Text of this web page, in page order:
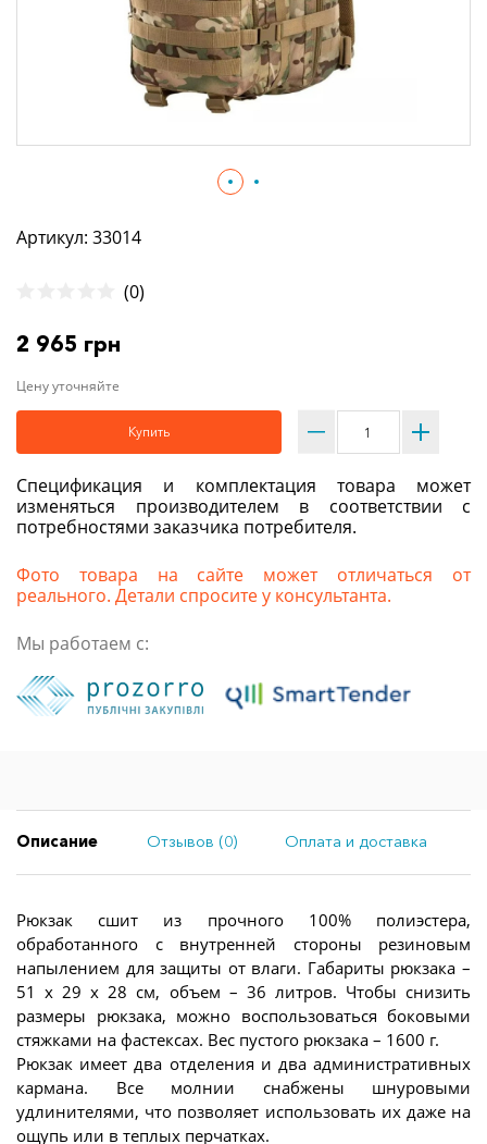
Артикул: 33014
(0)
2 965 грн
Цену уточняйте
Купить
Спецификация и комплектация товара может
изменяться производителем в соответствии с
потребностями заказчика потребителя.
Фото товара на сайте может отличаться от
реального. Детали спросите у консультанта.
Мы работаем с:
Описание Отзывов (0) Оплата и доставка
Рюкзак сшит из прочного 100% полиэстера,
обработанного с внутренней стороны резиновым
напылением для защиты от влаги. Габариты рюкзака –
51 х 29 х 28 см, объем – 36 литров. Чтобы снизить
размеры рюкзака, можно воспользоваться боковыми
стяжками на фастексах. Вес пустого рюкзака – 1600 г.
Рюкзак имеет два отделения и два административных
кармана. Все молнии снабжены шнуровыми
удлинителями, что позволяет использовать их даже на
ощупь или в теплых перчатках.